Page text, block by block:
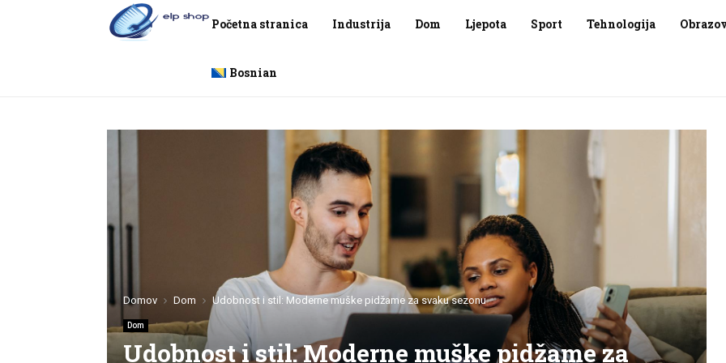
Početna stranica Industrija Dom Ljepota Sport Tehnologija
Bosnian
Domov Dom Udobnost i stil: Moderne muške pidžame za svaku sezonu
Dom
Udobnost i stil: Moderne muške pidžame za